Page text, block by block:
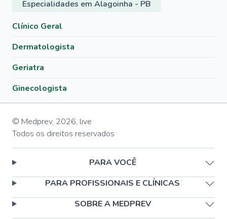
Especialidades em Alagoinha - PB
Clínico Geral
Dermatologista
Geriatra
Ginecologista
© Medprev, 2026, live
Todos os direitos reservados
PARA VOCÊ
PARA PROFISSIONAIS E CLÍNICAS
SOBRE A MEDPREV